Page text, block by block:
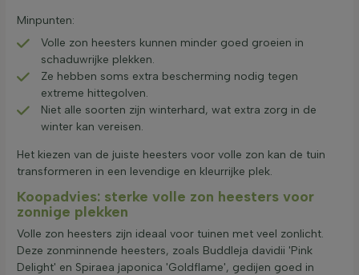
Minpunten:
Volle zon heesters kunnen minder goed groeien in
schaduwrijke plekken.
Ze hebben soms extra bescherming nodig tegen
extreme hittegolven.
Niet alle soorten zijn winterhard, wat extra zorg in de
winter kan vereisen.
Het kiezen van de juiste heesters voor volle zon kan de tuin
transformeren in een levendige en kleurrijke plek.
Koopadvies: sterke volle zon heesters voor
zonnige plekken
Volle zon heesters zijn ideaal voor tuinen met veel zonlicht.
Deze zonminnende heesters, zoals Buddleja davidii 'Pink
Delight' en Spiraea japonica 'Goldflame', gedijen goed in